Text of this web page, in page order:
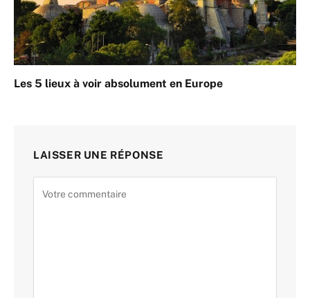
Les 5 lieux à voir absolument en Europe
LAISSER UNE RÉPONSE